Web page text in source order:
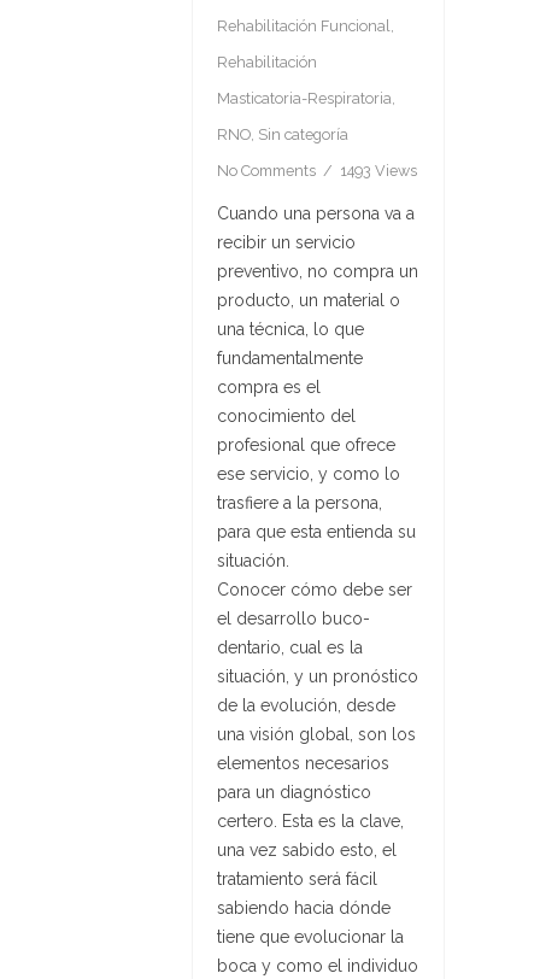
Rehabilitación Funcional
Rehabilitación
Masticatoria-Respiratoria
RNO Sin categoría
No Comments
1493 Views
Cuando una persona va a
recibir un servicio
preventivo, no compra un
producto, un material o
una técnica, lo que
fundamentalmente
compra es el
conocimiento del
profesional que ofrece
ese servicio, y como lo
trasfiere a la persona,
para que esta entienda su
situación.
Conocer cómo debe ser
el desarrollo buco-
dentario, cual es la
situación, y un pronóstico
de la evolución, desde
una visión global, son los
elementos necesarios
para un diagnóstico
certero. Esta es la clave,
una vez sabido esto, el
tratamiento será fácil
sabiendo hacia dónde
tiene que evolucionar la
boca y como el individuo